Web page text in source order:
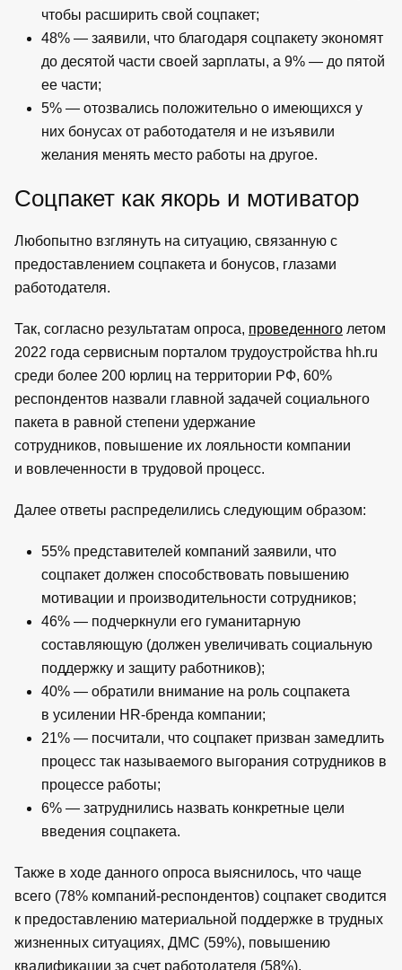
чтобы расширить свой соцпакет;
48% — заявили, что благодаря соцпакету экономят
до десятой части своей зарплаты, а 9% — до пятой
ее части;
5% — отозвались положительно о имеющихся у
них бонусах от работодателя и не изъявили
желания менять место работы на другое.
Соцпакет как якорь и мотиватор
Любопытно взглянуть на ситуацию, связанную с
предоставлением соцпакета и бонусов, глазами
работодателя.
Так, согласно результатам опроса, проведенного летом
2022 года сервисным порталом трудоустройства hh.ru
среди более 200 юрлиц на территории РФ, 60%
респондентов назвали главной задачей социального
пакета в равной степени удержание
сотрудников, повышение их лояльности компании
и вовлеченности в трудовой процесс.
Далее ответы распределились следующим образом:
55% представителей компаний заявили, что
соцпакет должен способствовать повышению
мотивации и производительности сотрудников;
46% — подчеркнули его гуманитарную
составляющую (должен увеличивать социальную
поддержку и защиту работников);
40% — обратили внимание на роль соцпакета
в усилении HR-бренда компании;
21% — посчитали, что соцпакет призван замедлить
процесс так называемого выгорания сотрудников в
процессе работы;
6% — затруднились назвать конкретные цели
введения соцпакета.
Также в ходе данного опроса выяснилось, что чаще
всего (78% компаний-респондентов) соцпакет сводится
к предоставлению материальной поддержке в трудных
жизненных ситуациях, ДМС (59%), повышению
квалификации за счет работодателя (58%),